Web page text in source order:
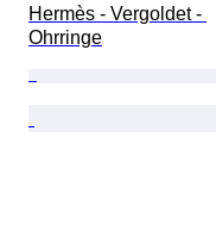
Hermès - Vergoldet -
Ohrringe